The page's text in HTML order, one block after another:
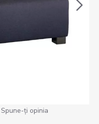
Spune-ţi opinia